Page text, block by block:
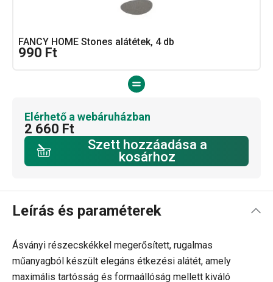
FANCY HOME Stones alátétek, 4 db
990 Ft
Elérhető a webáruházban
2 660 Ft
Szett hozzáadása a
kosárhoz
Leírás és paraméterek
Ásványi részecskékkel megerősített, rugalmas
műanyagból készült elegáns étkezési alátét, amely
maximális tartósság és formaállóság mellett kiváló